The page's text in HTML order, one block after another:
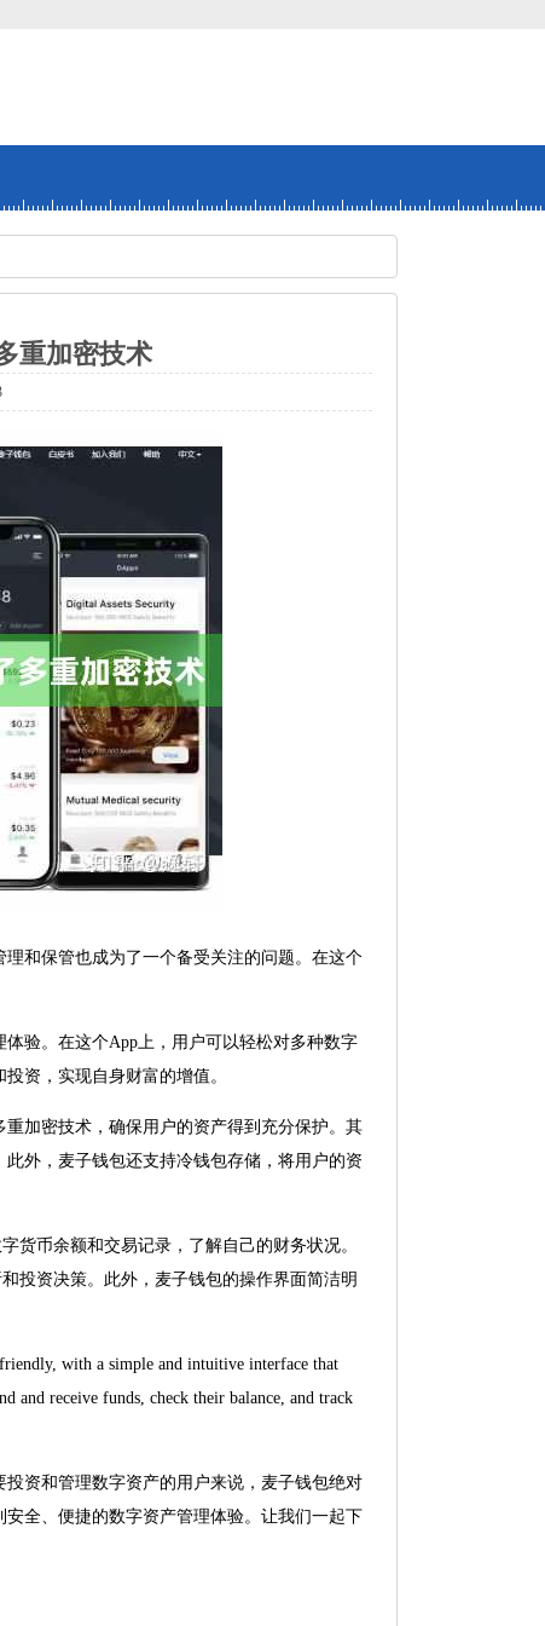
重加密技术
和保管也成为了一个备受关注的问题。在这个
验。在这个App上，用户可以轻松对多种数字
资，实现自身财富的增值。
加密技术，确保用户的资产得到充分保护。其
外，麦子钱包还支持冷钱包存储，将用户的资
货币余额和交易记录，了解自己的财务状况。
投资决策。此外，麦子钱包的操作界面简洁明
with a simple and intuitive interface that
and receive funds, check their balance, and track
资和管理数字资产的用户来说，麦子钱包绝对
全、便捷的数字资产管理体验。让我们一起下